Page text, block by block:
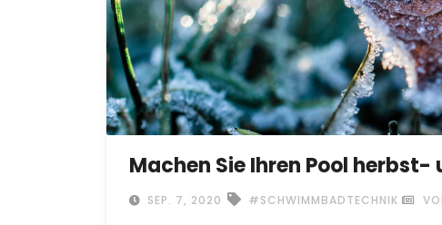
Machen Sie Ihren Pool
SEP. 7, 2020 #SCHWIMMBADTECHNIK